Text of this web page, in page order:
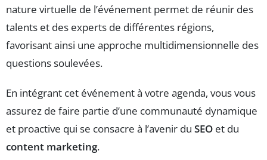
nature virtuelle de l’événement permet de réunir des
talents et des experts de différentes régions,
favorisant ainsi une approche multidimensionnelle des
questions soulevées.
En intégrant cet événement à votre agenda, vous vous
assurez de faire partie d’une communauté dynamique
et proactive qui se consacre à l’avenir du SEO et du
content marketing.